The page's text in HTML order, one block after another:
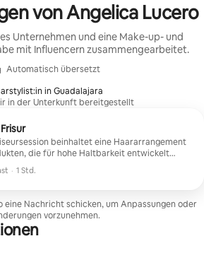
von Angelica Lucero
Unternehmen und eine Make-up- und
mit Influencern zusammengearbeitet.
Automatisch übersetzt
in Guadalajara
in der Unterkunft bereitgestellt
beinhaltet eine Haararrangement
die für hohe Haltbarkeit entwickelt
Bänder, Füllstoffe, Fixiermittel und
Genieße einen Moment, der für
· 1 Std.
eine Nachricht schicken, um Anpassungen oder
vorzunehmen.